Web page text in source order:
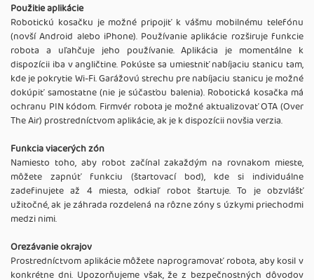
Použitie aplikácie
Robotickú kosačku je možné pripojiť k vášmu mobilnému telefónu
(novší Android alebo iPhone). Používanie aplikácie rozširuje funkcie
robota a uľahčuje jeho používanie. Aplikácia je momentálne k
dispozícii iba v angličtine. Pokúste sa umiestniť nabíjaciu stanicu tam,
kde je pokrytie Wi-Fi. Garážovú strechu pre nabíjaciu stanicu je možné
dokúpiť samostatne (nie je súčasťou balenia). Robotická kosačka má
ochranu PIN kódom. Firmvér robota je možné aktualizovať OTA (Over
The Air) prostredníctvom aplikácie, ak je k dispozícii novšia verzia.
Funkcia viacerých zón
Namiesto toho, aby robot začínal zakaždým na rovnakom mieste,
môžete zapnúť funkciu (štartovací bod), kde si individuálne
zadefinujete až 4 miesta, odkiaľ robot štartuje. To je obzvlášť
užitočné, ak je záhrada rozdelená na rôzne zóny s úzkymi priechodmi
medzi nimi.
Orezávanie okrajov
Prostredníctvom aplikácie môžete naprogramovať robota, aby kosil v
konkrétne dni. Upozorňujeme však, že z bezpečnostných dôvodov